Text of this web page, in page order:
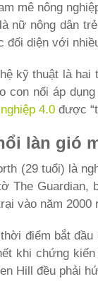
mê nông
nữ nông dân
đối diện với
kỹ thuật là
con nối áp
4.0 được
làn gió
(29 tuổi) là
The Guardian,
vào năm
điểm bắt
khi chứng
Hill đều phải